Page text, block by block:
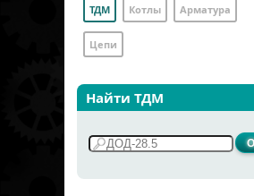
ТДМ Котлы Арматура
Цепи
Найти ТДМ